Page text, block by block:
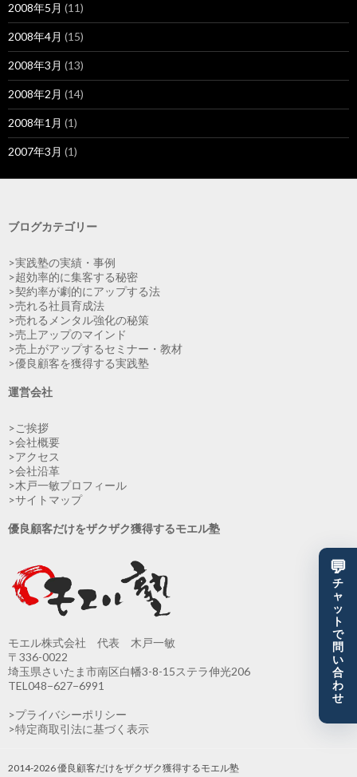
2008年5月 (11)
2008年4月 (15)
2008年3月 (13)
2008年2月 (14)
2008年1月 (1)
2007年3月 (1)
ブログカテゴリー
>実践塾の実績・事例
>超効率的に集客する秘密
>契約率が劇的にアップする法
>売れる社員育成法
>売れるメンタル強化の秘策
>売上アップのマインド
>売上がアップするセミナー・教材
>優良顧客を獲得する実践塾
運営会社
>ご挨拶
>会社概要
>アクセス
>会社沿革
>木戸一敏プロフィール
>サイトマップ
優良顧客だけをザクザク獲得するモエル塾
モエル株式会社 代表 木戸一敏
〒336-0022
埼玉県さいたま市南区白幡3-8-15ステラ伸光206
TEL048−627−6991
>プライバシーポリシー
>特定商取引法に基づく表示
2014-2026 優良顧客だけをザクザク獲得するモエル塾
💬
チ
ャ
ッ
ト
で
問
い
合
わ
せ